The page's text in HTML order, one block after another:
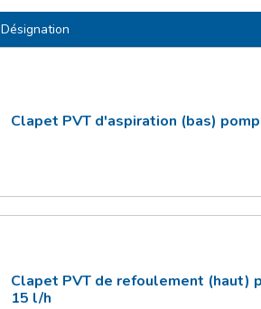
Désignation
Clapet PVT d'aspiration (bas)
Clapet PVT de refoulement (haut)
15 l/h